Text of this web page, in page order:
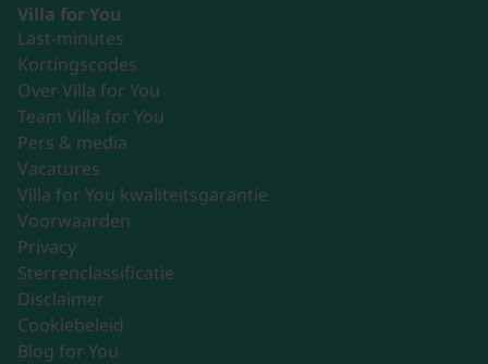
Villa for You
Last-minutes
Kortingscodes
Over Villa for You
Team Villa for You
Pers & media
Vacatures
Villa for You kwaliteitsgarantie
Voorwaarden
Privacy
Sterrenclassificatie
Disclaimer
Cookiebeleid
Blog for You